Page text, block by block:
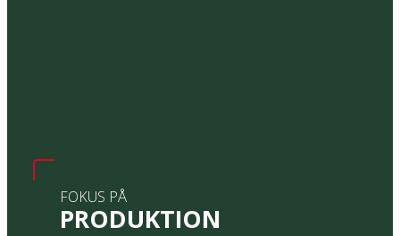
FOKUS PÅ
PRODUKTION